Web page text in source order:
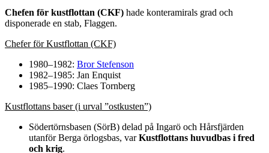
Chefen för kustflottan (CKF) hade konteramirals grad och
disponerade en stab, Flaggen.
Chefer för Kustflottan (CKF)
1980–1982: Bror Stefenson
1982–1985: Jan Enquist
1985–1990: Claes Tornberg
Kustflottans baser (i urval ”ostkusten”)
Södertörnsbasen (SörB) delad på Ingarö och Hårsfjärden
utanför Berga örlogsbas, varKustflottans huvudbas i fred
och krig.